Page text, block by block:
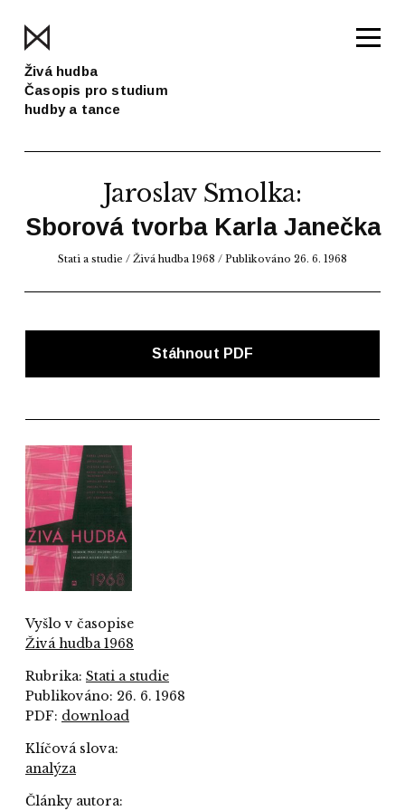
Živá hudba
Časopis pro studium
hudby a tance
Jaroslav Smolka:
Sborová tvorba Karla Janečka
Stati a studie / Živá hudba 1968 / Publikováno 26. 6. 1968
Stáhnout PDF
Vyšlo v časopise
Živá hudba 1968
Rubrika: Stati a studie
Publikováno: 26. 6. 1968
PDF: download
Klíčová slova:
analýza
Články autora: